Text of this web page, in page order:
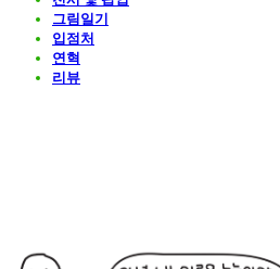
그림일기
입점처
연혁
리뷰